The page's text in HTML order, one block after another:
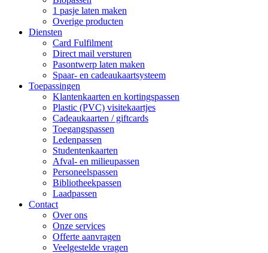
1 pasje laten maken
Overige producten
Diensten
Card Fulfilment
Direct mail versturen
Pasontwerp laten maken
Spaar- en cadeaukaartsysteem
Toepassingen
Klantenkaarten en kortingspassen
Plastic (PVC) visitekaartjes
Cadeaukaarten / giftcards
Toegangspassen
Ledenpassen
Studentenkaarten
Afval- en milieupassen
Personeelspassen
Bibliotheekpassen
Laadpassen
Contact
Over ons
Onze services
Offerte aanvragen
Veelgestelde vragen